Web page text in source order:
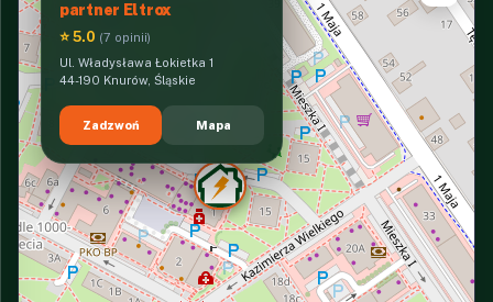
partner Eltrox
⭐ 5.0 (7 opinii)
Ul. Władysława Łokietka 1
44-190 Knurów, Śląskie
Zadzwoń Mapa